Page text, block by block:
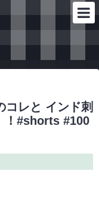
コレと インド刺
！#shorts #100